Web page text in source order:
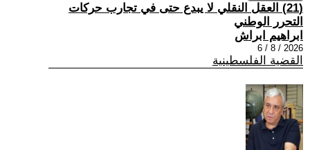
(21) العقل النقلي لا يبدع حتى في تجارب حركات
التحرر الوطني
ابراهيم ابراش
2026 / 8 / 6
القضية الفلسطينية